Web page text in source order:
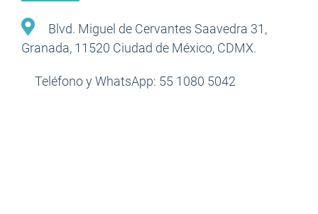
Blvd. Miguel de Cervantes Saavedra 31,
Granada, 11520 Ciudad de México, CDMX.
Teléfono y WhatsApp: 55 1080 5042